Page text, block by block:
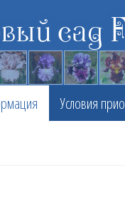
сад
Условия